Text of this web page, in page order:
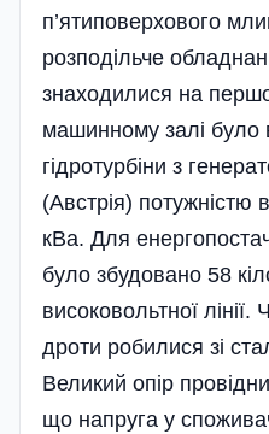
п’ятиповерхового
розподільче
знаходилися на
машинному залі було
гідротурбіни з
(Австрія) потужністю
кВа. Для
було збудовано 58
високовольтної
дроти робилися зі
Великий опір
що напруга у